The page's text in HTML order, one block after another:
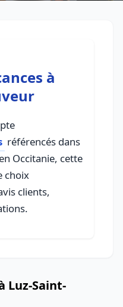
à
référencés dans
Occitanie, cette
choix
clients,
Luz-Saint-